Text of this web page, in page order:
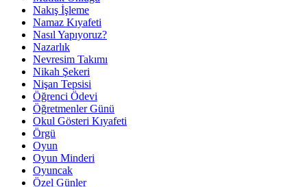
Nakış İşleme
Namaz Kıyafeti
Nasıl Yapıyoruz?
Nazarlık
Nevresim Takımı
Nikah Şekeri
Nişan Tepsisi
Öğrenci Ödevi
Öğretmenler Günü
Okul Gösteri Kıyafeti
Örgü
Oyun
Oyun Minderi
Oyuncak
Özel Günler